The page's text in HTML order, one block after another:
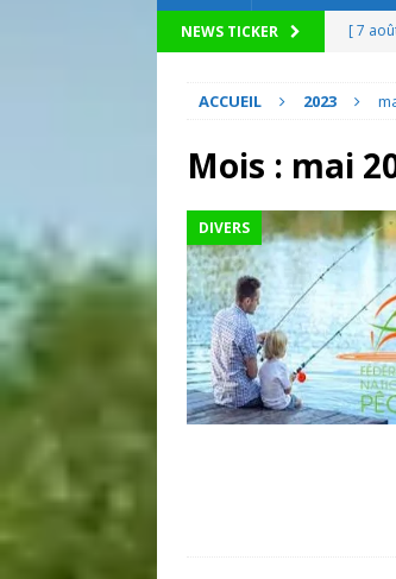
NEWS TICKER [ 7
que
[ 7
[ 7
[ 7
ACCUEIL 2023
Mois : mai
DIVERS